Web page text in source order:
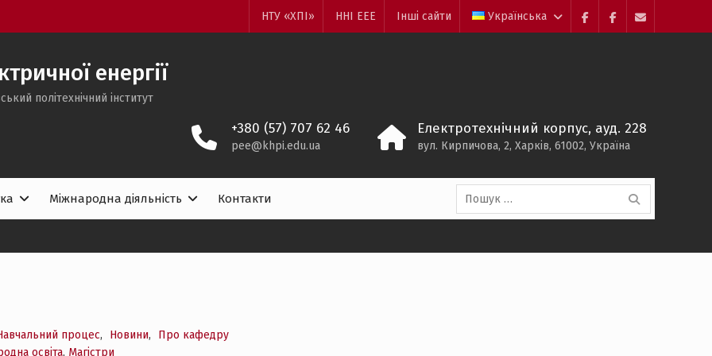
FacebookElectrolium
e-
НТУ «ХПІ» ННІ ЕЕЕ Інші сайти Українська
енергії
політехнічний інститут
+380 (57) 707 62 46
pee@khpi.edu.ua
Електротехнічний корпус, ауд. 228
вул. Кирпичова, 2, Харків, 61002, Україна
Міжнародна діяльність Контакти
Пошук:
процес, Новини,
Про кафедру
освіта, Магістри